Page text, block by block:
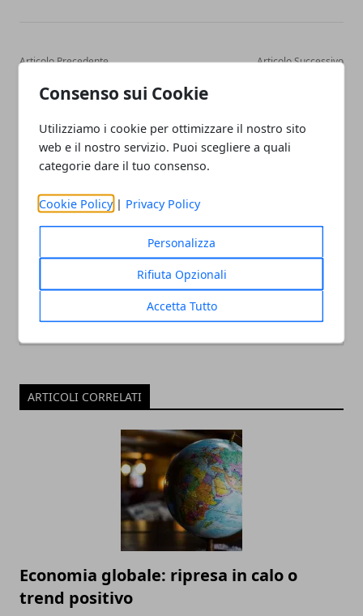
Consenso sui Cookie
Utilizziamo i cookie per ottimizzare il nostro sito
web e il nostro servizio. Puoi scegliere a quali
categorie dare il tuo consenso.
Cookie Policy | Privacy Policy
Personalizza
Rifiuta Opzionali
Accetta Tutto
Articolo Precedente
quali casi conviene
Articolo Successivo
Redazione
ARTICOLI CORRELATI
Economia globale: ripresa in calo o
trend positivo